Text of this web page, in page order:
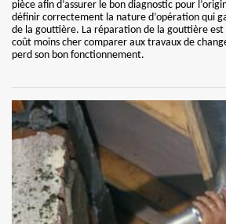
pièce afin d’assurer le bon diagnostic pour
définir correctement la nature d’opération qui
de la gouttière. La réparation de la gouttière
coût moins cher comparer aux travaux de
perd son bon fonctionnement.